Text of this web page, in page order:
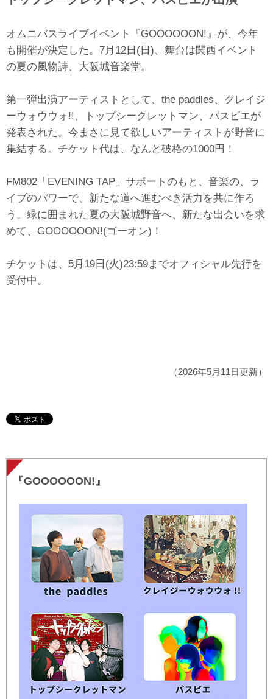
オムニバスライブイベント『GOOOOOON!』が、今年
も開催が決定した。7月12日(日)、舞台は関西イベント
の夏の風物詩、大阪城音楽堂。
第一弾出演アーティストとして、the paddles、クレイジ
ーウォウウォ!!、トップシークレットマン、パスピエが
発表された。今まさに見て欲しいアーティストが野音に
集結する。チケット代は、なんと破格の1000円！
FM802「EVENING TAP」サポートのもと、音楽の、ラ
イブのパワーで、新たな道へ進むべき活力を共に作ろ
う。緑に囲まれた夏の大阪城野音へ、新たな出会いを求
めて、GOOOOOON!(ゴーオン)！
チケットは、5月19日(火)23:59までオフィシャル先行を
受付中。
（2026年5月11日更新）
『GOOOOOON!』